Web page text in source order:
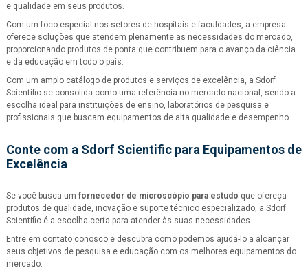
e qualidade em seus produtos.
Com um foco especial nos setores de hospitais e faculdades, a empresa
oferece soluções que atendem plenamente as necessidades do mercado,
proporcionando produtos de ponta que contribuem para o avanço da ciência
e da educação em todo o país.
Com um amplo catálogo de produtos e serviços de excelência, a Sdorf
Scientific se consolida como uma referência no mercado nacional, sendo a
escolha ideal para instituições de ensino, laboratórios de pesquisa e
profissionais que buscam equipamentos de alta qualidade e desempenho.
Conte com a Sdorf Scientific para Equipamentos de
Excelência
Se você busca um fornecedor de microscópio para estudo que ofereça
produtos de qualidade, inovação e suporte técnico especializado, a Sdorf
Scientific é a escolha certa para atender às suas necessidades.
Entre em contato conosco e descubra como podemos ajudá-lo a alcançar
seus objetivos de pesquisa e educação com os melhores equipamentos do
mercado.